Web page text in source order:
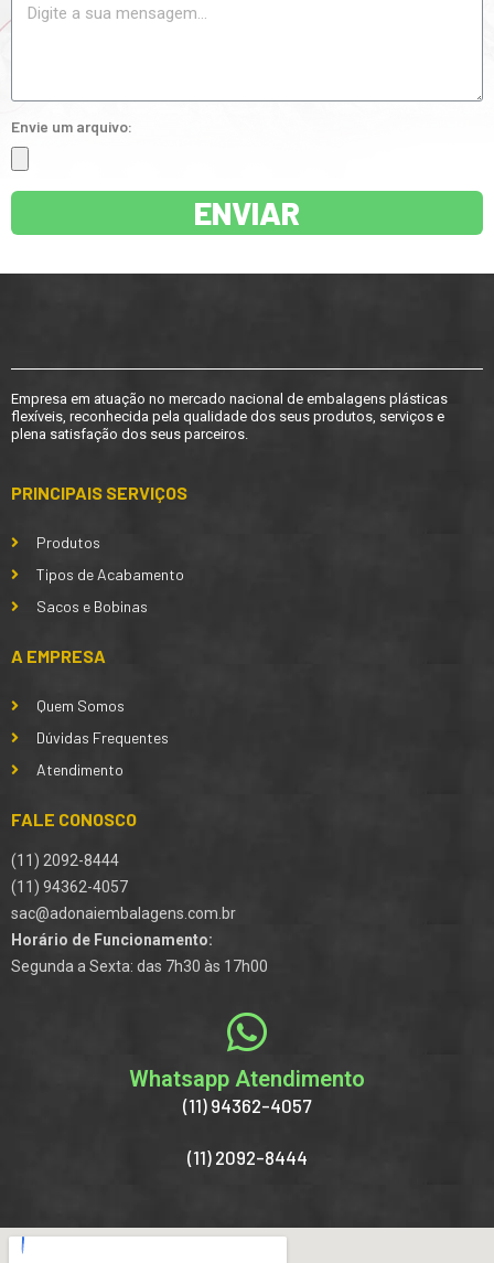
Envie um arquivo:
ENVIAR
Empresa em atuação no mercado nacional de embalagens plásticas
flexíveis, reconhecida pela qualidade dos seus produtos, serviços e
plena satisfação dos seus parceiros.
PRINCIPAIS SERVIÇOS
Produtos
Tipos de Acabamento
Sacos e Bobinas
A EMPRESA
Quem Somos
Dúvidas Frequentes
Atendimento
FALE CONOSCO
(11) 2092-8444
(11) 94362-4057
sac@adonaiembalagens.com.br
Horário de Funcionamento:
Segunda a Sexta: das 7h30 às 17h00
Whatsapp Atendimento
(11) 94362-4057
(11) 2092-8444